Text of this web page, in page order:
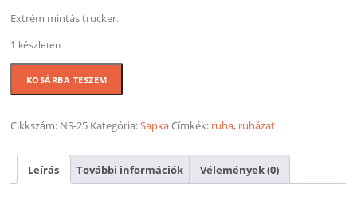
Extrém mintás trucker.
1 készleten
KOSÁRBA TESZEM
Cikkszám: NS-25 Kategória:SapkaCímkék: ruha, ruházat
Leírás További információk Vélemények (0)